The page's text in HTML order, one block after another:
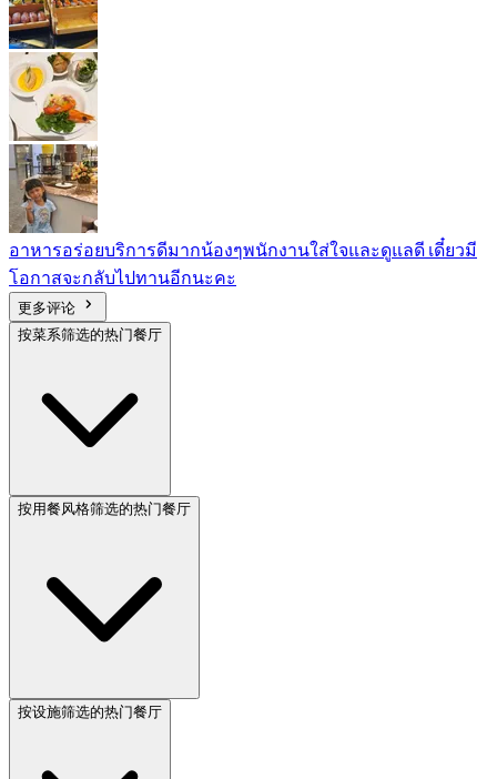
อาหารอร่อยบริการดีมากน้องๆพนักงานใส่ใจและดูแลดี เดี๋ยวมี
โอกาสจะกลับไปทานอีกนะคะ
更多评论
按菜系筛选的热门餐厅
按用餐风格筛选的热门餐厅
按设施筛选的热门餐厅